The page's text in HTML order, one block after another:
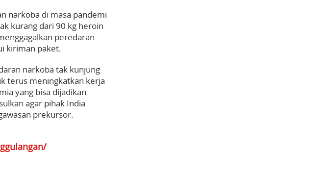
narkoba di masa pandemi
kurang dari 90 kg heroin
peredaran
kiriman paket.
narkoba tak kunjung
terus meningkatkan kerja
yang bisa dijadikan
agar pihak India
prekursor.